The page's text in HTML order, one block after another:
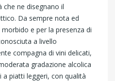
che ne disegnano il
Da sempre nota ed
e per la presenza di
a livello
compagna di vini delicati,
gradazione alcolica
piatti leggeri, con qualità